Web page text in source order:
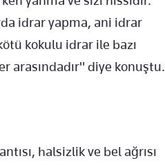
idrar yapma, ani idrar
kokulu idrar ile bazı
arasındadır" diye konuştu.
halsizlik ve bel ağrısı